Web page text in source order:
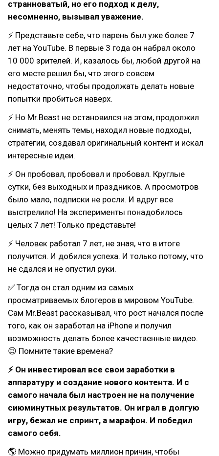
странноватый, но его подход к делу,
несомненно, вызывал уважение.
⚡ Представьте себе, что парень был уже более 7
лет на YouTube. В первые 3 года он набрал около
10 000 зрителей. И, казалось бы, любой другой на
его месте решил бы, что этого совсем
недостаточно, чтобы продолжать делать новые
попытки пробиться наверх.
⚡ Но Mr.Beast не остановился на этом, продолжил
снимать, менять темы, находил новые подходы,
стратегии, создавал оригинальный контент и искал
интересные идеи.
⚡ Он пробовал, пробовал и пробовал. Круглые
сутки, без выходных и праздников. А просмотров
было мало, подписки не росли. И вдруг все
выстрелило! На эксперименты понадобилось
целых 7 лет! Только представьте!
⚡ Человек работал 7 лет, не зная, что в итоге
получится. И добился успеха. И только потому, что
не сдался и не опустил руки.
✅ Тогда он стал одним из самых
просматриваемых блогеров в мировом YouTube.
Сам Mr.Beast рассказывал, что рост начался после
того, как он заработал на iPhone и получил
возможность делать более качественные видео.
😉 Помните такие времена?
⚡ Он инвестировал все свои заработки в
аппаратуру и создание нового контента. И с
самого начала был настроен не на получение
сиюминутных результатов. Он играл в долгую
игру, бежал не спринт, а марафон. И победил
самого себя.
🌎 Можно придумать миллион причин, чтобы